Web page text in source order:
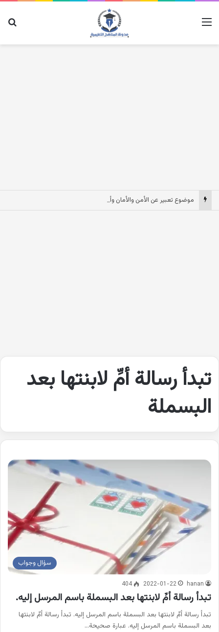
القائمة
موضوع تعبير عن الأمن والأمان وأهميتهما في الحياة
تبدأ رسالة أمِّ لابنتها بعد
البسملة
سؤال وجواب
hanan
2022-01-22
404
تبدأ رسالة أمِّ لابنتها بعد البسملة باسم المرسل إليه.
تبدأ رسالة أمِّ لابنتها بعد البسملة باسم المرسل إليه. تبدأ رسالة أمِّ لابنتها
بعد البسملة باسم المرسل إليه. عبارة صحيحة…